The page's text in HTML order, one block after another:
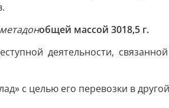
метадонобщей массой 3018,5 г.
деятельности,
с целью его перевозки в